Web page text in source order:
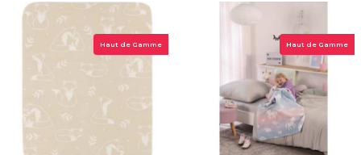
Haut de Gamme Haut de Gamme